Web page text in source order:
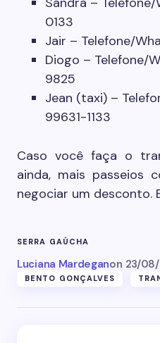
0133
Jair – Telefone/
Diogo – Telefone/
9825
Jean (taxi) –
99631-1133
Caso você faça o
ainda, mais passeios
negociar um desconto.
SERRA GAÚCHA
Luciana Mardeganon 23/
BENTO GONÇALVES